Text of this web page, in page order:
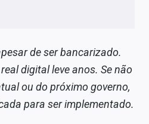
de ser bancarizado.
digital leve anos. Se não
ou do próximo governo,
para ser implementado.